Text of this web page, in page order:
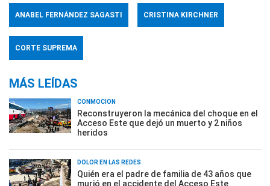
ANABEL FERNÁNDEZ SAGASTI CRISTINA KIRCHNER
CORTE SUPREMA
MÁS LEÍDAS
CONMOCIÓN
Reconstruyeron la mecánica del choque en el
Acceso Este que dejó un muerto y 2 niños
heridos
DOLOR EN LAS REDES
Quién era el padre de familia de 43 años que
murió en el accidente del Acceso Este